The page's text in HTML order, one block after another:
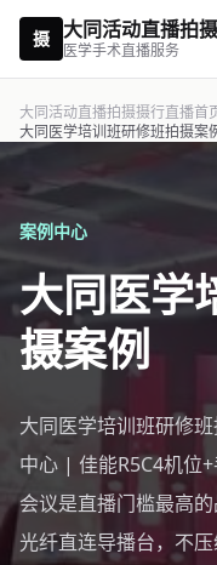
摄 大同活动直播拍
医学手术直播服务
大同活动直播拍摄摄行直播首
大同医学培训班研修班拍摄案
案例中心
大同医学
摄案例
大同医学培训班研修
中心 | 佳能R5C4机位
会议是直播门槛最高
光纤直连导播台，不